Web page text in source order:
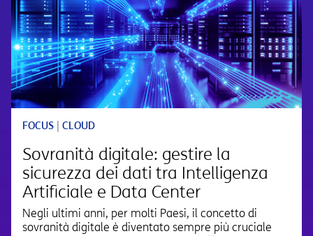
FOCUS CLOUD
Sovranità digitale: gestire la
sicurezza dei dati tra Intelligenza
Artificiale e Data Center
Negli ultimi anni, per molti Paesi, il concetto di
sovranità digitale è diventato sempre più cruciale